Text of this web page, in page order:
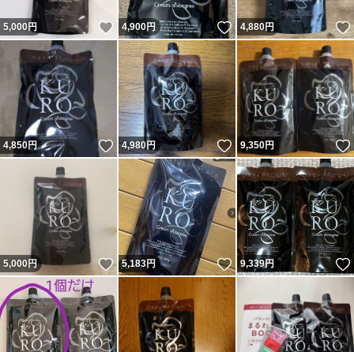
5,000円 いいね！
4,900円 いいね！
4,880円
4,850円 いいね！
4,980円 いいね！
9,350円
5,000円 いいね！
5,183円 いいね！
9,339円